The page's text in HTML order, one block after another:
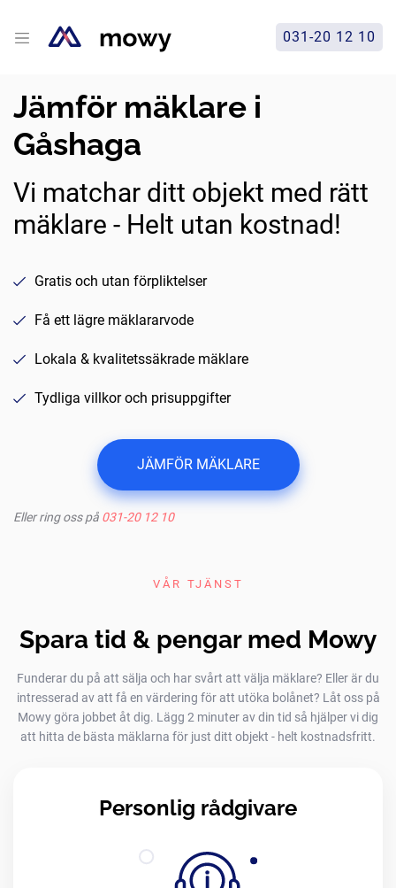
031-20 12 10
Jämför mäklare i
Gåshaga
Vi matchar ditt objekt med rätt
mäklare - Helt utan kostnad!
Gratis och utan förpliktelser
Få ett lägre mäklararvode
Lokala & kvalitetssäkrade mäklare
Tydliga villkor och prisuppgifter
JÄMFÖR MÄKLARE
Eller ring oss på 031-20 12 10
VÅR TJÄNST
Spara tid & pengar med Mowy
Funderar du på att sälja och har svårt att välja mäklare? Eller är du
intresserad av att få en värdering för att utöka bolånet? Låt oss på
Mowy göra jobbet åt dig. Lägg 2 minuter av din tid så hjälper vi dig
att hitta de bästa mäklarna för just ditt objekt - helt kostnadsfritt.
Personlig rådgivare